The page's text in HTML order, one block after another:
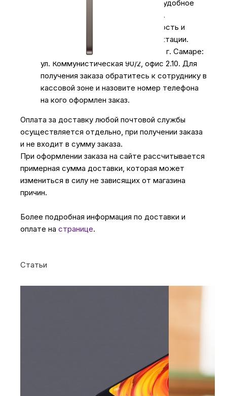
Специалист предложит выбрать удобное
время доставки и уточнит адрес.
Осмотрите упаковку на целостность и
соответствие указанной комплектации.
из нашего магазина в г. Самаре:
ул. Коммунистическая 90/2, офис 2.10. Для
получения заказа обратитесь к сотруднику в
кассовой зоне и назовите номер телефона
на кого оформлен заказ.
Оплата за доставку любой почтовой службы
осуществляется отдельно, при получении заказа
и не входит в сумму заказа.
При оформлении заказа на сайте рассчитывается
примерная сумма доставки, которая может
измениться в силу не зависящих от магазина
причин.
Более подробная информация по доставки и
оплате на странице.
Статьи